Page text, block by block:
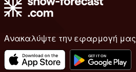
Ανακαλύψτε την εφαρμογή μας